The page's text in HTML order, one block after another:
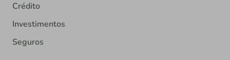
Crédito
Investimentos
Seguros